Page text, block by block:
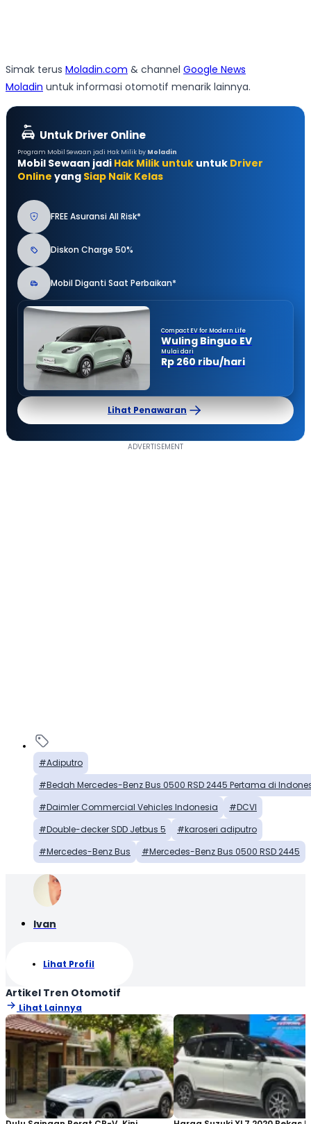
Simak terus Moladin.com & channel Google News
Moladin untuk informasi otomotif menarik lainnya.
Untuk Driver Online
Program Mobil Sewaan jadi Hak Milik by Moladin
Mobil Sewaan jadi Hak Milik untuk untuk Driver
Online yang Siap Naik Kelas
FREE Asuransi All Risk*
Diskon Charge 50%
Mobil Diganti Saat Perbaikan*
Compact EV for Modern Life
Wuling Binguo EV
Mulai dari
Rp 260 ribu/hari
Lihat Penawaran
Adiputro
Bedah Mercedes-Benz Bus 0500 RSD 2445 Pertama di
Daimler Commercial Vehicles Indonesia
DCVI
Double-decker SDD Jetbus 5
karoseri adiputro
Mercedes-Benz Bus
Mercedes-Benz Bus 0500 RSD 2445
Ivan
Lihat Profil
Artikel Tren Otomotif
Lihat Lainnya